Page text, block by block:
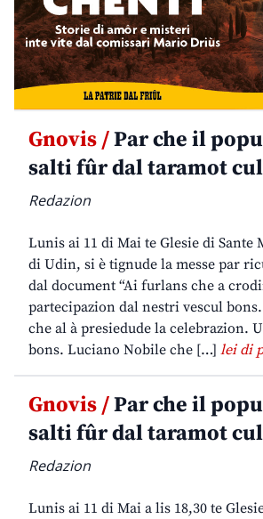
Gnovis /Par che il
salti fûr dal taramot
Redazion
Lunis ai 11 di Mai te Glesie di Sante
di Udin, si è tignude la messe par
dal document “Ai furlans che a
partecipazion dal nestri vescul
che al à presiedude la celebrazion.
bons. Luciano Nobile che […] lei di
Gnovis /Par che il
salti fûr dal taramot
Redazion
Lunis ai 11 di Mai a lis 18,30 te